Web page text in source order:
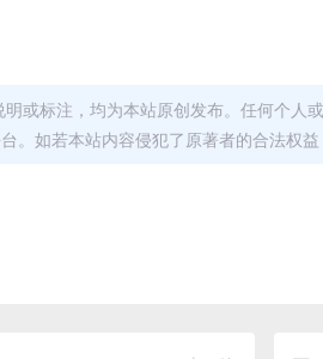
或标注，均为本站原创发布。任何个
。如若本站内容侵犯了原著者的合法权益